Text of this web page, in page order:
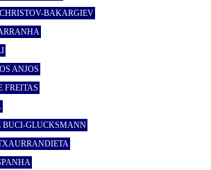
BAKARGIEV
ANJOS
FREITAS
BUCI-GLUCKSMANN